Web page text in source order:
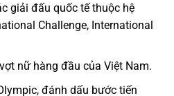
giải đấu quốc tế thuộc hệ
Challenge, International
nữ hàng đầu của Việt Nam.
đánh dấu bước tiến